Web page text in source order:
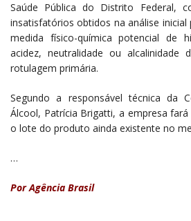
Saúde Pública do Distrito Federal,
insatisfatórios obtidos na análise inicial
medida físico-química potencial de
acidez, neutralidade ou alcalinidade
rotulagem primária.
Segundo a responsável técnica da
Álcool, Patrícia Brigatti, a empresa
o lote do produto ainda existente no
…
Por Agência Brasil